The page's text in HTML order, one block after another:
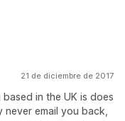
21 de diciembre de 2017
in the UK is does
email you back,